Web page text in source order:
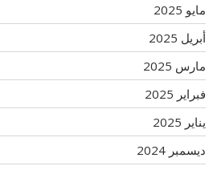
مايو 2025
أبريل 2025
مارس 2025
فبراير 2025
يناير 2025
ديسمبر 2024